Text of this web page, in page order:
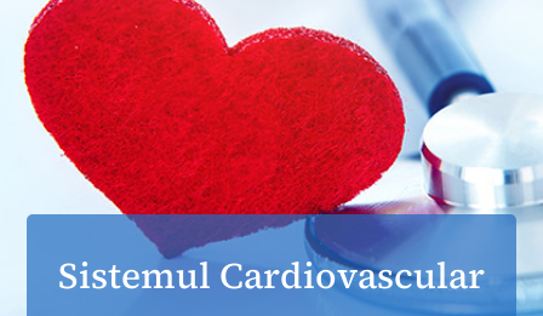
Sistemul Cardiovascular